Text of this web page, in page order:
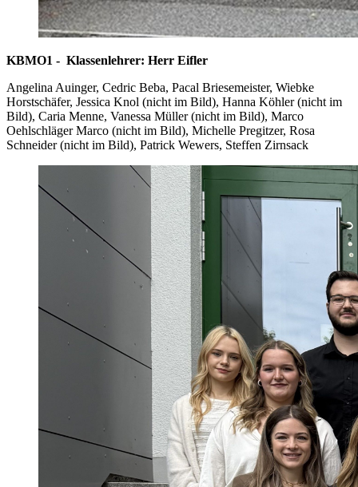
KBMO1 - Klassenlehrer: Herr Eifler
Angelina Auinger, Cedric Beba, Pacal Briesemeister, Wiebke
Horstschäfer, Jessica Knol (nicht im Bild), Hanna Köhler (nicht im
Bild), Caria Menne, Vanessa Müller (nicht im Bild), Marco
Oehlschläger Marco (nicht im Bild), Michelle Pregitzer, Rosa
Schneider (nicht im Bild), Patrick Wewers, Steffen Zirnsack